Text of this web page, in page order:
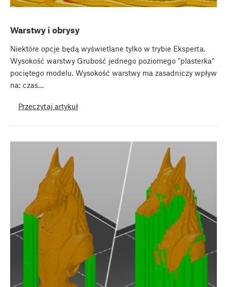
Warstwy i obrysy
Niektóre opcje będą wyświetlane tylko w trybie Eksperta.
Wysokość warstwy Grubość jednego poziomego "plasterka"
pociętego modelu. Wysokość warstwy ma zasadniczy wpływ
na: czas…
Przeczytaj artykuł